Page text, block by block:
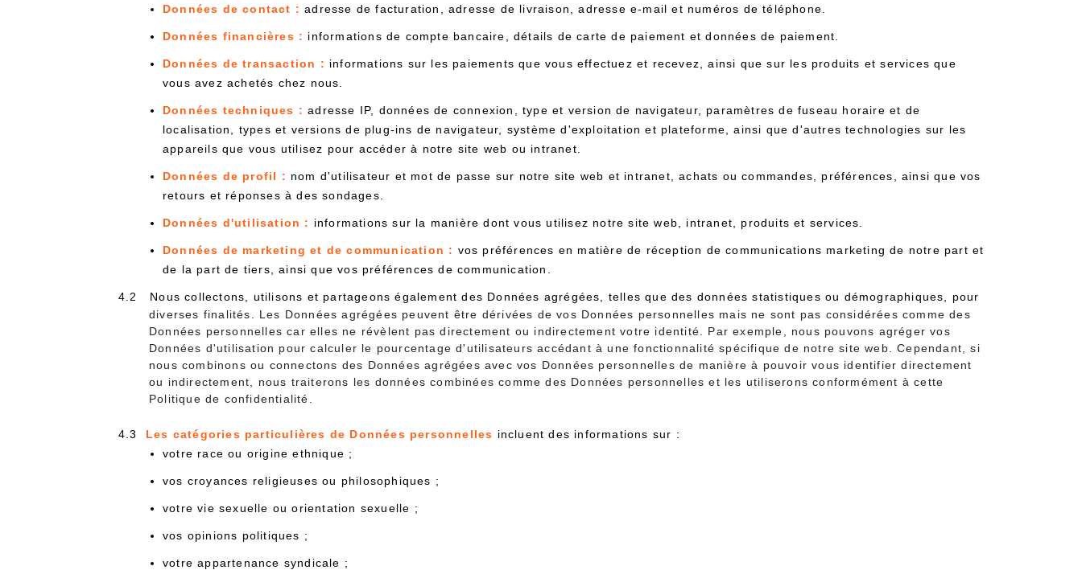
Données de contact : adresse de facturation, adresse de livraison, adresse e-mail et numéros de téléphone.
Données financières : informations de compte bancaire, détails de carte de paiement et données de paiement.
Données de transaction : informations sur les paiements que vous effectuez et recevez, ainsi que sur les produits et services que
vous avez achetés chez nous.
Données techniques :adresse IP, données de connexion, type et version de navigateur, paramètres de fuseau horaire et de
localisation, types et versions de plug-ins de navigateur, système d'exploitation et plateforme, ainsi que d'autres technologies sur les
appareils que vous utilisez pour accéder à notre site web ou intranet.
Données de profil : nom d'utilisateur et mot de passe sur notre site web et intranet, achats ou commandes, préférences, ainsi que vos
retours et réponses à des sondages.
Données d'utilisation : informations sur la manière dont vous utilisez notre site web, intranet, produits et services.
Données de marketing et de communication : vos préférences en matière de réception de communications marketing de notre part et
de la part de tiers, ainsi que vos préférences de communication.
4.2 Nous collectons, utilisons et partageons également des Données agrégées, telles que des données statistiques ou démographiques, pour
diverses finalités. Les Données agrégées peuvent être dérivées de vos Données personnelles mais ne sont pas considérées comme des
Données personnelles car elles ne révèlent pas directement ou indirectement votre identité. Par exemple, nous pouvons agréger vos
Données d'utilisation pour calculer le pourcentage d'utilisateurs accédant à une fonctionnalité spécifique de notre site web. Cependant, si
nous combinons ou connectons des Données agrégées avec vos Données personnelles de manière à pouvoir vous identifier directement
ou indirectement, nous traiterons les données combinées comme des Données personnelles et les utiliserons conformément à cette
Politique de confidentialité.
4.3 Les catégories particulières de Données personnelles incluent des informations sur :
votre race ou origine ethnique ;
vos croyances religieuses ou philosophiques ;
votre vie sexuelle ou orientation sexuelle ;
vos opinions politiques ;
votre appartenance syndicale ;